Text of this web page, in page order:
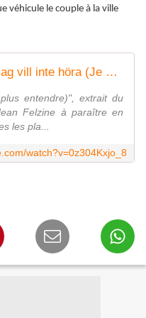
véhicule le couple à la ville
Jo Wedin & Jean Felzine - Jag vill inte höra (Je ne veux plus entendre) (Clip officiel)
entendre)", extrait du
Felzine à paraître en
les pla...
watch?v=0z304Kxjo_8